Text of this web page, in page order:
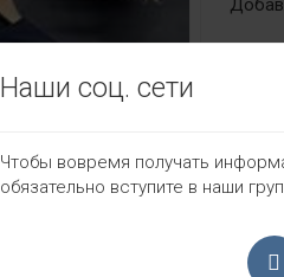
798₽
Наши соц. сети
Чтобы вовремя получать
обязательно вступите в наши